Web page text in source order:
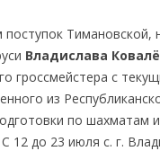
Тимановской,
Владислава
гроссмейстера с
из
по
12 до 23 июля с. г.